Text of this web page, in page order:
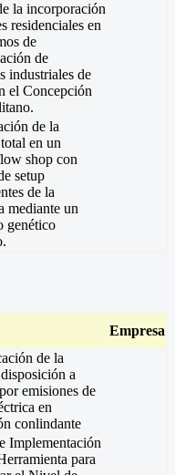
la incorporación
residenciales en
de
de
industriales de
el Concepción
de la
en un
shop con
setup
de la
mediante un
genético
Empresa
de la
a
emisiones de
en
conlindante
Implementación
para